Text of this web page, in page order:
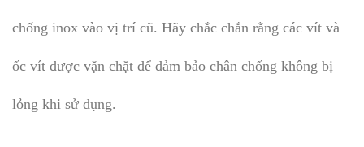
chống inox vào vị trí cũ. Hãy chắc chắn rằng các vít và
ốc vít được vặn chặt để đảm bảo chân chống không bị
lỏng khi sử dụng.